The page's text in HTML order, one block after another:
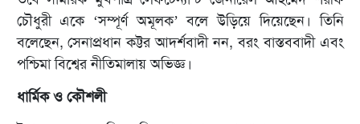
চৌধুরী একে ‘সম্পূর্ণ অমূলক’ বলে উড়িয়ে দিয়েছেন। তিনি
বলেছেন, সেনাপ্রধান কট্টর আদর্শবাদী নন, বরং বাস্তববাদী এবং
পশ্চিমা বিশ্বের নীতিমালায় অভিজ্ঞ।
ধার্মিক ও কৌশলী